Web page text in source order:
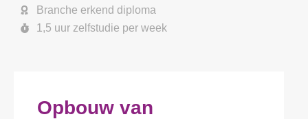
Branche erkend diploma
1,5 uur zelfstudie per week
Opbouw van